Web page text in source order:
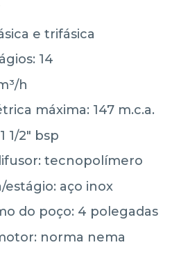
e trifásica
14
h
máxima: 147 m.c.a.
1/2" bsp
tecnopolímero
estágio: aço inox
do poço: 4 polegadas
norma nema